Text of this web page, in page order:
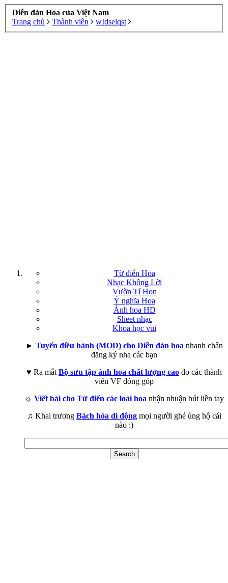
Diễn đàn Hoa của Việt Nam
Trang chủ
Thành viên wIdselqst
Từ điển Hoa
Nhạc Không Lời
Vườn Tí Hon
Ý nghĩa Hoa
Ảnh hoa HD
Sheet nhạc
Khoa học vui
► Tuyển điều hành (MOD) cho Diễn đàn hoa nhanh chân
đăng ký nha các bạn
♥ Ra mắt Bộ sưu tập ảnh hoa chất lượng cao do các thành
viên VF đóng góp
☼ Viết bài cho Từ điển các loài hoa nhận nhuận bút liền tay
♫ Khai trương Bách hóa di động mọi người ghé ủng hộ cái
nào :)